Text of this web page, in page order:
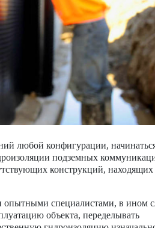
любой конфигурации,
подземных
конструкций,
специалистами, в ином
объекта, переделывать